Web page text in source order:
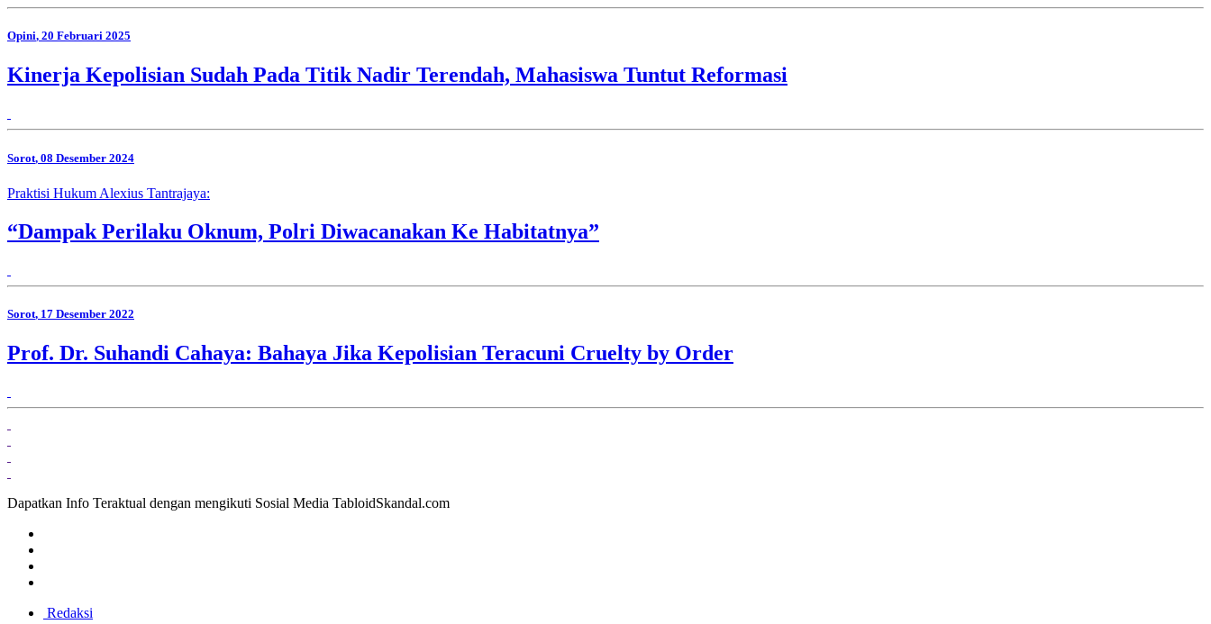
Opini, 20 Februari 2025
Kinerja Kepolisian Sudah Pada Titik Nadir Terendah, Mahasiswa Tuntut Reformasi
Sorot, 08 Desember 2024
Praktisi Hukum Alexius Tantrajaya:
“Dampak Perilaku Oknum, Polri Diwacanakan Ke Habitatnya”
Sorot, 17 Desember 2022
Prof. Dr. Suhandi Cahaya: Bahaya Jika Kepolisian Teracuni Cruelty by Order
Dapatkan Info Teraktual dengan mengikuti Sosial Media TabloidSkandal.com
Redaksi